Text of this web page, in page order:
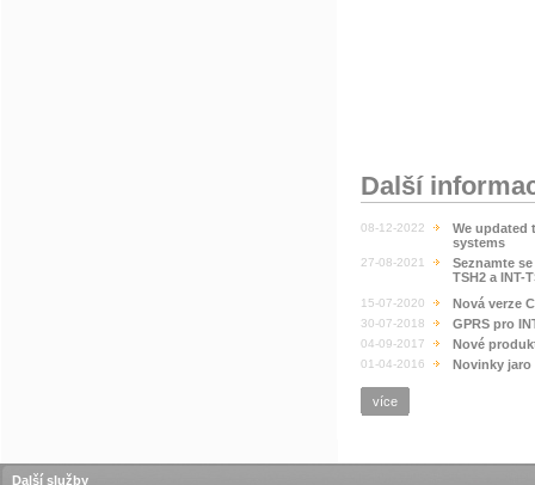
Další
08-12-2022
We updated
systems
27-08-2021
Seznamte
TSH2 a INT-
15-07-2020 Nová verze
30-07-2018 GPRS pro
04-09-2017 Nové
01-04-2016 Novinky jaro
více
Další služby